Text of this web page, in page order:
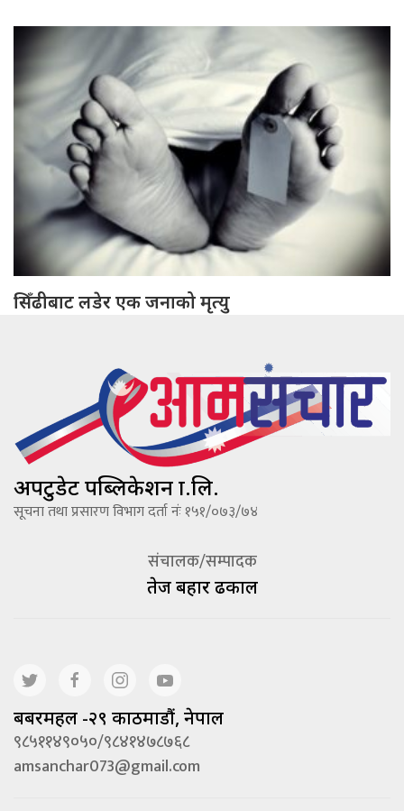
सिँढीबाट लडेर एक जनाको मृत्यु
अपटुडेट पब्लिकेशन प्रा.लि.
सूचना तथा प्रसारण विभाग दर्ता नंः १५१/०७३/७४
संचालक/सम्पादक
तेज बहादूर ढकाल
बबरमहल -२९ काठमाडौं, नेपाल
९८५११४९०५०/९८४१४७८७६८
amsanchar073@gmail.com